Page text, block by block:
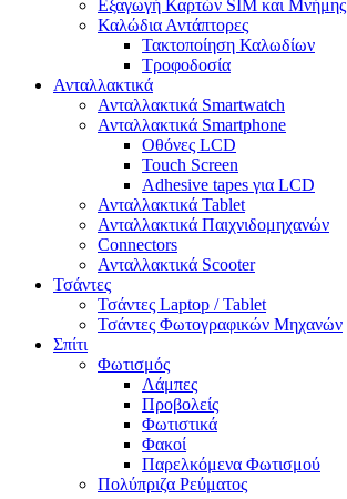
Εξαγωγή Καρτών SIM και Μνήμης
Καλώδια Αντάπτορες
Τακτοποίηση Καλωδίων
Τροφοδοσία
Ανταλλακτικά
Ανταλλακτικά Smartwatch
Ανταλλακτικά Smartphone
Οθόνες LCD
Touch Screen
Adhesive tapes για LCD
Ανταλλακτικά Tablet
Ανταλλακτικά Παιχνιδομηχανών
Connectors
Ανταλλακτικά Scooter
Τσάντες
Τσάντες Laptop / Tablet
Τσάντες Φωτoγραφικών Μηχανών
Σπίτι
Φωτισμός
Λάμπες
Προβολείς
Φωτιστικά
Φακοί
Παρελκόμενα Φωτισμού
Πολύπριζα Ρεύματος